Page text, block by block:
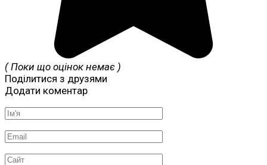
( Поки що оцінок немає )
Поділитися з друзями
Додати коментар
Ім'я
*
Email
*
Сайт